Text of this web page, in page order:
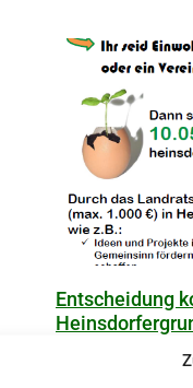
Entscheidung